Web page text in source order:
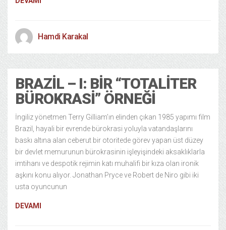
Hamdi Karakal
BRAZIL – I: BIR “TOTALITER
BÜROKRASI” ÖRNEĞI
İngiliz yönetmen Terry Gilliam’ın elinden çıkan 1985 yapımı film
Brazil, hayali bir evrende bürokrasi yoluyla vatandaşlarını
baskı altına alan ceberut bir otoritede görev yapan üst düzey
bir devlet memurunun bürokrasinin işleyişindeki aksaklıklarla
imtihanı ve despotik rejimin katı muhalifi bir kıza olan ironik
aşkını konu alıyor. Jonathan Pryce ve Robert de Niro gibi iki
usta oyuncunun
DEVAMI